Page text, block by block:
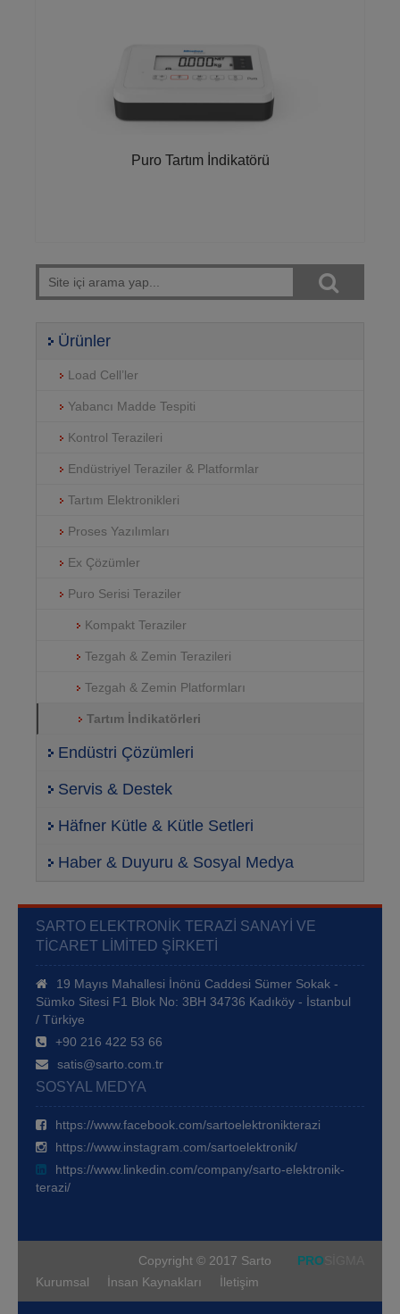
Puro Tartım İndikatörü
Ürünler
Load Cell’ler
Yabancı Madde Tespiti
Kontrol Terazileri
Endüstriyel Teraziler & Platformlar
Tartım Elektronikleri
Proses Yazılımları
Ex Çözümler
Puro Serisi Teraziler
Kompakt Teraziler
Tezgah & Zemin Terazileri
Tezgah & Zemin Platformları
Tartım İndikatörleri
Endüstri Çözümleri
Servis & Destek
Häfner Kütle & Kütle Setleri
Haber & Duyuru & Sosyal Medya
SARTO ELEKTRONIK TERAZI SANAYI VE
TICARET LIMITED ŞIRKETI
19 Mayıs Mahallesi İnönü Caddesi Sümer Sokak -
Sümko Sitesi F1 Blok No: 3BH 34736 Kadıköy - İstanbul
/ Türkiye
+90 216 422 53 66
satis@sarto.com.tr
SOSYAL MEDYA
https://www.facebook.com/sartoelektronikterazi
https://www.instagram.com/sartoelektronik/
https://www.linkedin.com/company/sarto-elektronik-
terazi/
Copyright © 2017 Sarto PRO
Kurumsal
İnsan Kaynakları İletişim